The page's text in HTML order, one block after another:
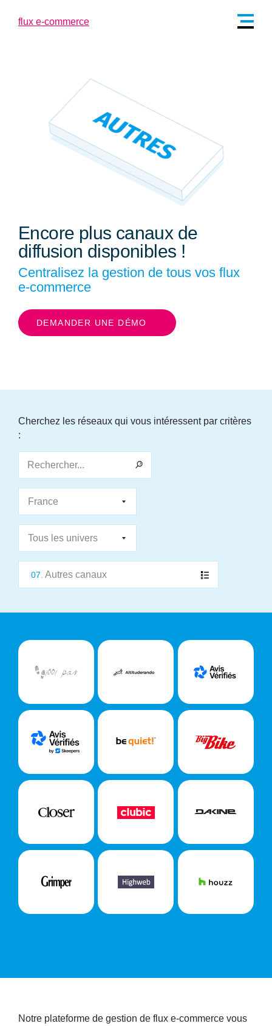
Encore plus canaux de
diffusion disponibles !
Centralisez la gestion de tous vos flux
e-commerce
DEMANDER UNE DÉMO
07. Autres canaux
Cherchez les réseaux qui vous intéressent par critères
:
Rechercher...
Notre plateforme de gestion de flux e-commerce vous